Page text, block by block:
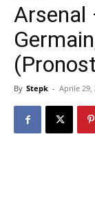
Arsenal
By Stepk - Aprile 29,